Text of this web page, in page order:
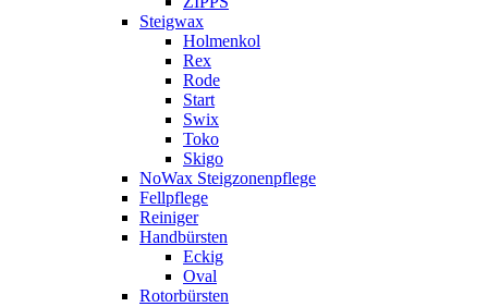
Steigwax
Holmenkol
Rex
Rode
Start
Swix
Toko
Skigo
NoWax Steigzonenpflege
Fellpflege
Reiniger
Handbürsten
Eckig
Oval
Rotorbürsten